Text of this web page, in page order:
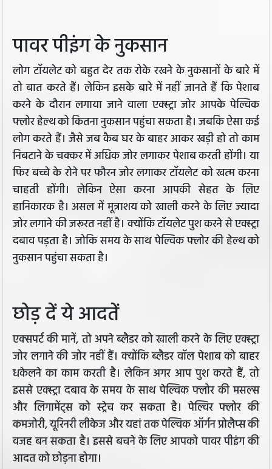
पावर पीइंग के नुकसान
लोग टॉयलेट को बहुत देर तक रोके रखने के नुकसानों के बारे में
तो बात करते हैं। लेकिन इसके बारे में नहीं जानते हैं कि पेशाब
करने के दौरान लगाया जाने वाला एक्स्ट्रा जोर आपके पेल्विक
फ्लोर हेल्थ को कितना नुकसान पहुंचा सकता है। जबकि ऐसा कई
लोग करते हैं। जैसे जब कैब घर के बाहर आकर खड़ी हो तो काम
निबटाने के चक्कर में अधिक जोर लगाकर पेशाब करती होंगी। या
फिर बच्चे के रोने पर फौरन जोर लगाकर टॉयलेट को खत्म करना
चाहती होंगी। लेकिन ऐसा करना आपकी सेहत के लिए
हानिकारक है। असल में मूत्राशय को खाली करने के लिए ज्यादा
जोर लगाने की जरूरत नहीं है। क्योंकि टॉयलेट पुश करने से एक्स्ट्रा
दबाव पड़ता है। जोकि समय के साथ पेल्विक फ्लोर की हेल्थ को
नुकसान पहुंचा सकता है।
छोड़ दें ये आदतें
एक्सपर्ट की मानें, तो अपने ब्लैडर को खाली करने के लिए एक्स्ट्रा
जोर लगाने की जोर नहीं हैं। क्योंकि ब्लैडर वॉल पेशाब को बाहर
धकेलने का काम करती है। लेकिन अगर आप पुश करते हैं, तो
इससे एक्स्ट्रा दबाव के समय के साथ पेल्विक फ्लोर की मसल्स
और लिगामेंट्स को स्ट्रेच कर सकता है। पेल्विर फ्लोर की
कमजोरी, यूरिनरी लीकेज और यहां तक पेल्विक ऑर्गन प्रोलैप्स की
वजह बन सकता है। इससे बचने के लिए आपको पावर पीइंग की
आदत को छोड़ना होगा।